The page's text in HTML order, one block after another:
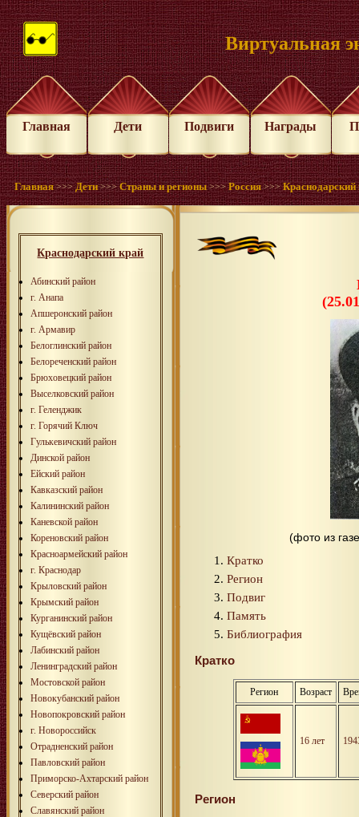
Виртуальная
Главная Дети Подвиги Награды
Главная >>>Дети >>>Страны и регионы >>>Россия >>>Краснодарский
Краснодарский край
Абинский район
г. Анапа
Апшеронский район
г. Армавир
Белоглинский район
Белореченский район
Брюховецкий район
Выселковский район
г. Геленджик
г. Горячий Ключ
Гулькевичский район
Динской район
Ейский район
Кавказский район
Калининский район
Каневской район
Кореновский район
Красноармейский район
г. Краснодар
Крыловский район
Крымский район
Курганинский район
Кущёвский район
Лабинский район
Ленинградский район
Мостовской район
Новокубанский район
Новопокровский район
г. Новороссийск
Отрадненский район
Павловский район
Приморско-Ахтарский район
Северский район
Славянский район
(фото из
Кратко
Регион
Подвиг
Память
Библиография
Кратко
Регион Возраст
16 лет
Регион